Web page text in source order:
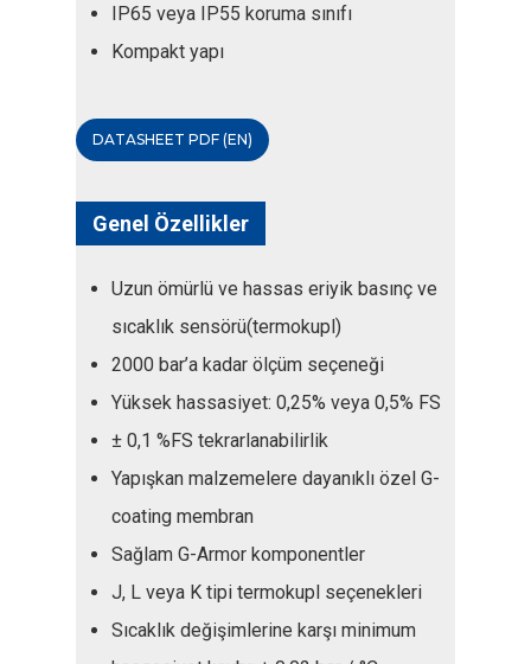
IP65 veya IP55 koruma sınıfı
Kompakt yapı
DATASHEET PDF (EN)
Genel Özellikler
Uzun ömürlü ve hassas eriyik basınç ve
sıcaklık sensörü(termokupl)
2000 bar’a kadar ölçüm seçeneği
Yüksek hassasiyet: 0,25% veya 0,5% FS
± 0,1 %FS tekrarlanabilirlik
Yapışkan malzemelere dayanıklı özel G-
coating membran
Sağlam G-Armor komponentler
J, L veya K tipi termokupl seçenekleri
Sıcaklık değişimlerine karşı minimum